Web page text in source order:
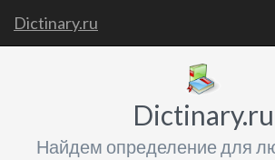
Dictinary.ru
Dictinary.ru
Найдем определение для